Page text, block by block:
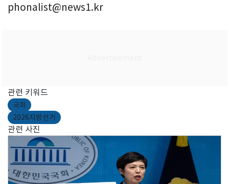
phonalist@news1.kr
관련 키워드
국회
2026지방선거
관련 사진